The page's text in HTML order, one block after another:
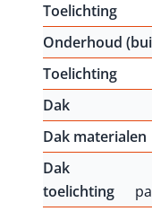
Toelichting
Onderhoud
Toelichting
Dak
Dak materialen
Dak
toelichting